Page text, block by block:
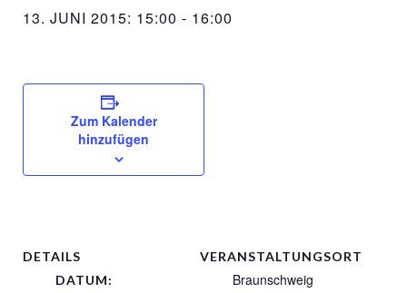
13. JUNI 2015: 15:00 - 16:00
Zum Kalender
hinzufügen
DETAILS
DATUM:
VERANSTALTUNGSORT
Braunschweig